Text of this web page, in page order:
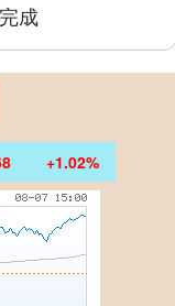
成
+1.02%